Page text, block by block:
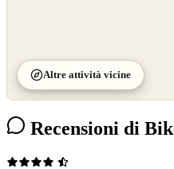
Altre attività vicine
Recensioni di